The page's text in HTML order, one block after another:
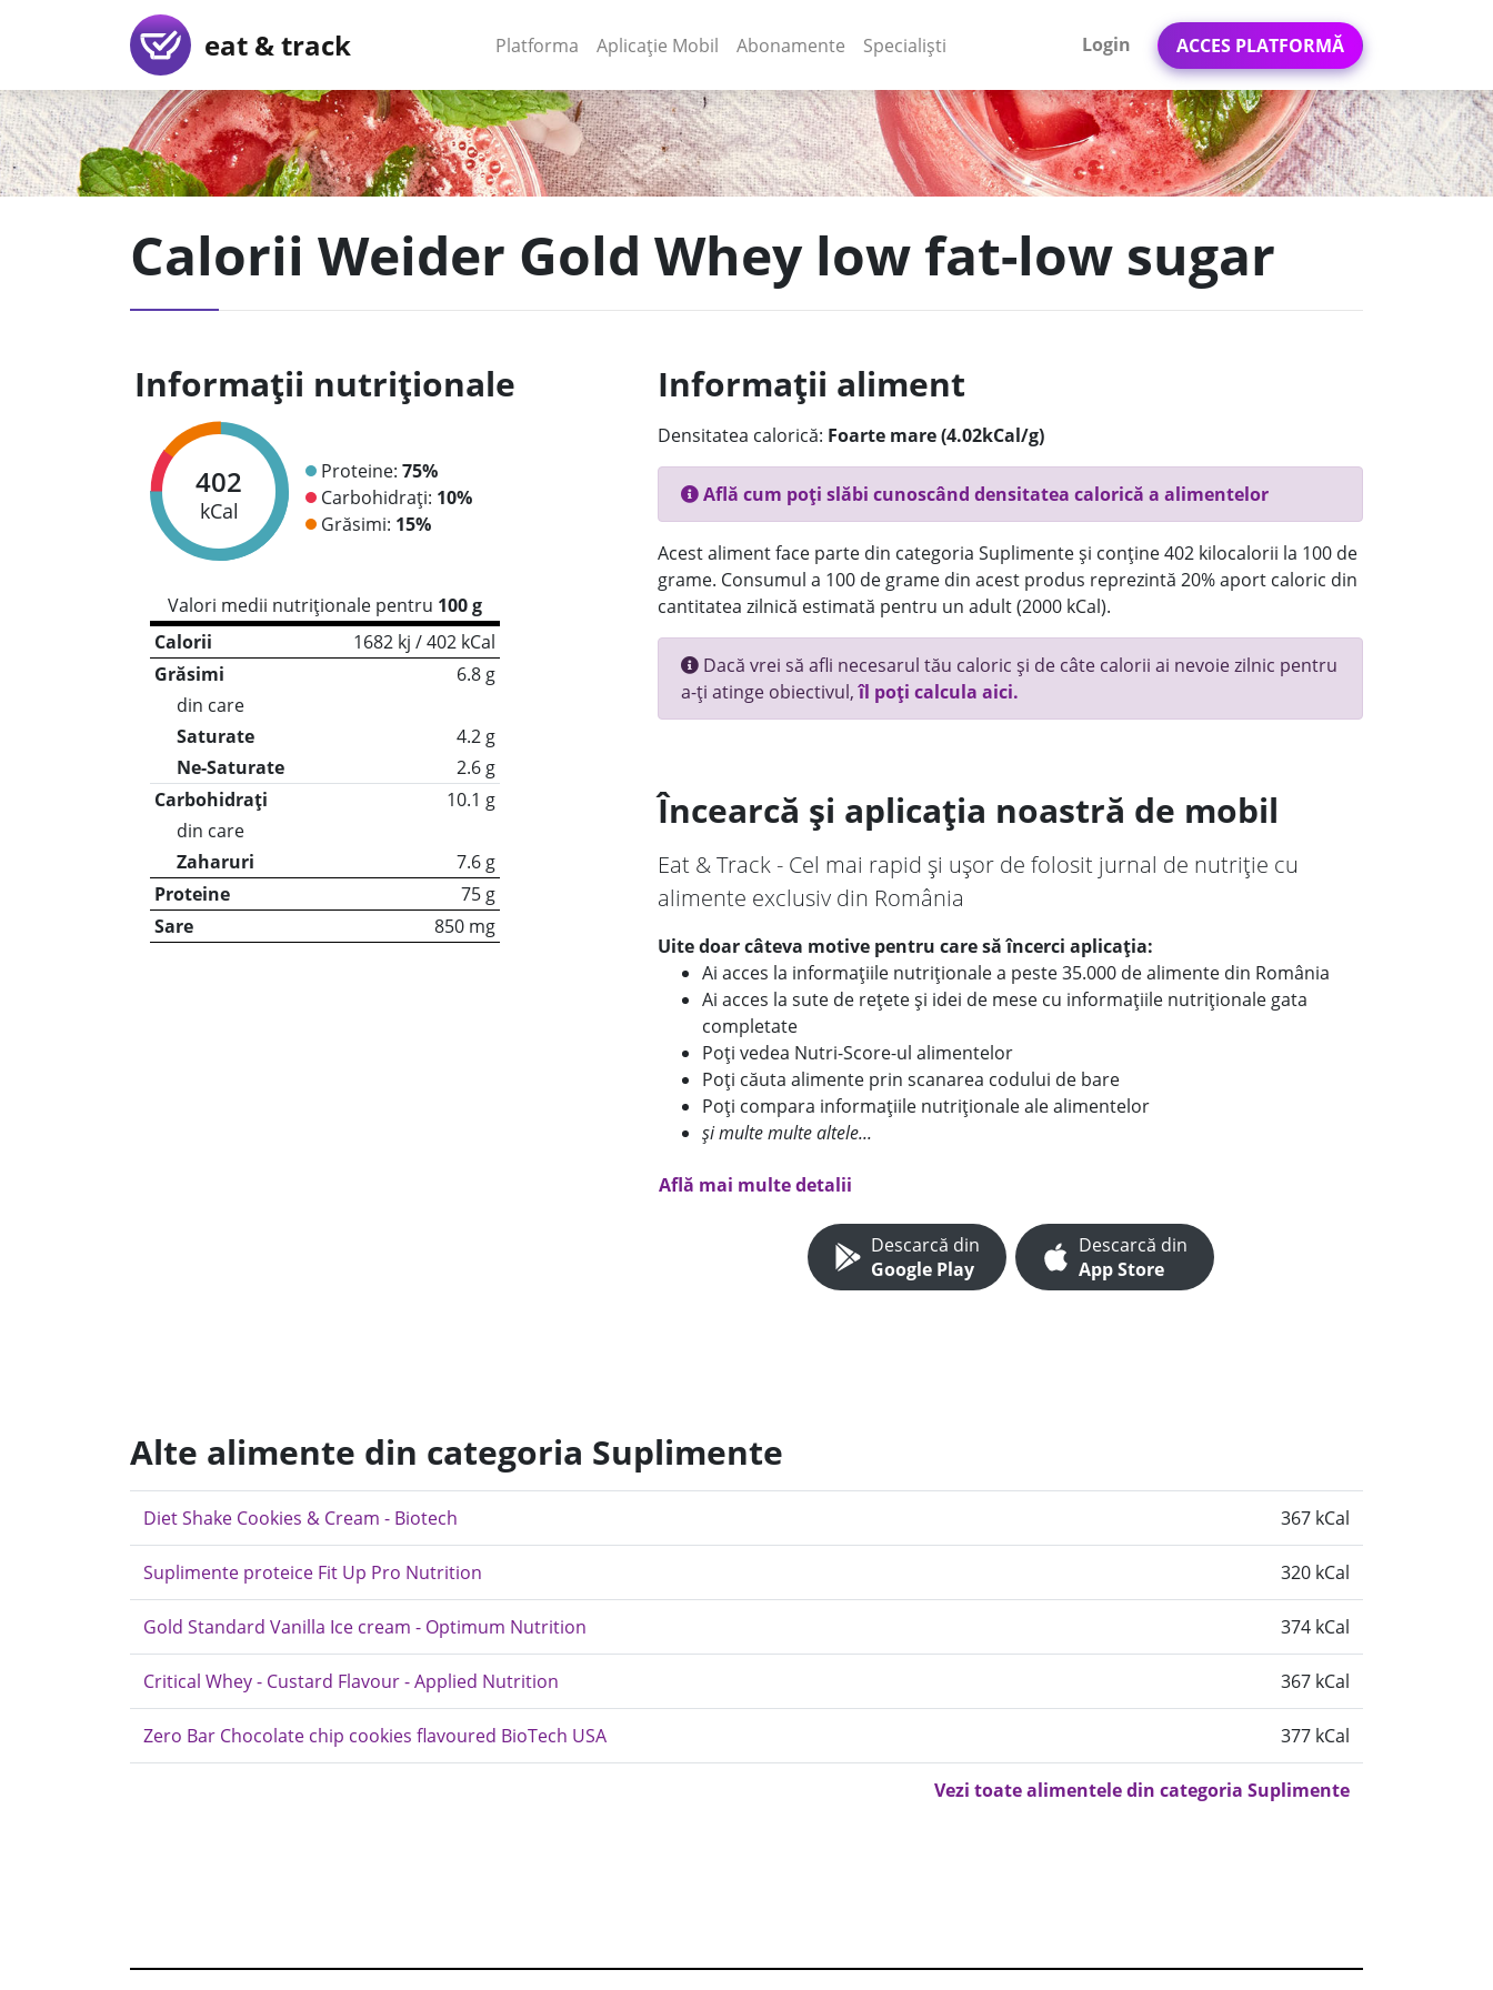
eat & track Platforma (current)
Aplicație Mobil (current)
Abonamente Specialiști Login ACCES PLATFORMĂ
Calorii Weider Gold Whey low fat-low sugar
Informații nutriționale
402
kCal
Proteine: 75%
Carbohidrați: 10%
Grăsimi: 15%
Valori medii nutriționale pentru 100 g
Calorii
1682 kj / 402 kCal
Grăsimi
6.8 g
din care
Saturate
4.2 g
Ne-Saturate
2.6 g
Carbohidrați
10.1 g
din care
Zaharuri
7.6 g
Proteine
75 g
Sare
850 mg
Informații aliment
Densitatea calorică: Foarte mare (4.02kCal/g)
Află cum poți slăbi cunoscând densitatea calorică a alimentelor
Acest aliment face parte din categoria Suplimente și conține 402 kilocalorii la 100 de
grame. Consumul a 100 de grame din acest produs reprezintă 20% aport caloric din
cantitatea zilnică estimată pentru un adult (2000 kCal).
Dacă vrei să afli necesarul tău caloric și de câte calorii ai nevoie zilnic pentru
a-ți atinge obiectivul,îl poți calcula aici.
Încearcă și aplicația noastră de mobil
Eat & Track - Cel mai rapid și ușor de folosit jurnal de nutriție cu
alimente exclusiv din România
Uite doar câteva motive pentru care să încerci aplicația:
Ai acces la informațiile nutriționale a peste 35.000 de alimente din România
Ai acces la sute de rețete și idei de mese cu informațiile nutriționale gata
completate
Poți vedea Nutri-Score-ul alimentelor
Poți căuta alimente prin scanarea codului de bare
Poți compara informațiile nutriționale ale alimentelor
și multe multe altele...
Află mai multe detalii
Descarcă din
Google Play
Descarcă din
App Store
Alte alimente din categoria Suplimente
Diet Shake Cookies & Cream - Biotech 367 kCal
Suplimente proteice Fit Up Pro Nutrition 320 kCal
Gold Standard Vanilla Ice cream - Optimum Nutrition 374 kCal
Critical Whey - Custard Flavour - Applied Nutrition 367 kCal
Zero Bar Chocolate chip cookies flavoured BioTech USA 377 kCal
Vezi toate alimentele din categoria Suplimente